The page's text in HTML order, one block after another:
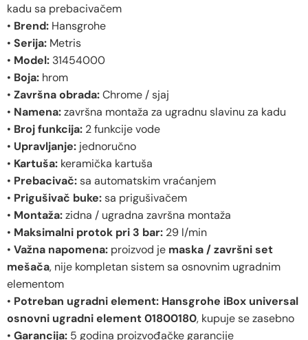
kadu sa prebacivačem
• Brend: Hansgrohe
• Serija: Metris
• Model: 31454000
• Boja: hrom
• Završna obrada:Chrome / sjaj
• Namena:završna montaža za ugradnu slavinu za kadu
• Broj funkcija: 2 funkcije vode
• Upravljanje: jednoručno
• Kartuša: keramička kartuša
• Prebacivač:sa automatskim vraćanjem
• Prigušivač buke:sa prigušivačem
• Montaža:zidna / ugradna završna montaža
• Maksimalni protok pri 3 bar: 29 l/min
• Važna napomena: proizvod je maska / završni set
mešača, nije kompletan sistem sa osnovnim ugradnim
elementom
• Potreban ugradni element: Hansgrohe iBox universal
osnovni ugradni element 01800180, kupuje se zasebno
• Garancija: 5 godina proizvođačke garancije